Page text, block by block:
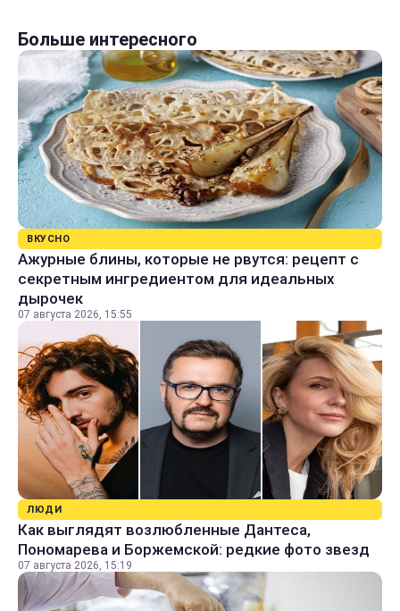
Больше интересного
ВКУСНО
Ажурные блины, которые не рвутся: рецепт с
секретным ингредиентом для идеальных
дырочек
07 августа 2026, 15:55
ЛЮДИ
Как выглядят возлюбленные Дантеса,
Пономарева и Боржемской: редкие фото звезд
07 августа 2026, 15:19